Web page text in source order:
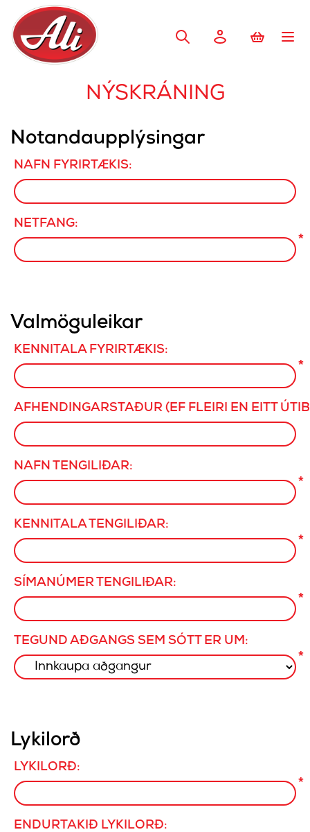
NÝSKRÁNING
Notandaupplýsingar
NAFN FYRIRTÆKIS:
NETFANG:
*
Valmöguleikar
KENNITALA FYRIRTÆKIS:
*
AFHENDINGARSTAÐUR (EF FLEIRI EN EITT
NAFN TENGILIÐAR:
*
KENNITALA TENGILIÐAR:
*
SÍMANÚMER TENGILIÐAR:
*
TEGUND AÐGANGS SEM SÓTT ER UM:
*
Lykilorð
LYKILORÐ:
*
ENDURTAKIÐ LYKILORÐ: